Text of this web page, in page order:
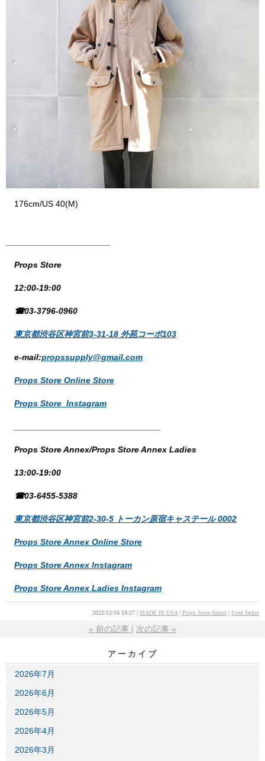
176cm/US 40(M)
Props Store
12:00-19:00
☎03-3796-0960
東京都渋谷区神宮前3-31-18 外苑コーポ103
e-mail:propssupply@gmail.com
Props Store Online Store
Props Store Instagram
Props Store Annex/Props Store Annex Ladies
13:00-19:00
☎03-6455-5388
東京都渋谷区神宮前2-30-5 トーカン原宿キャステール 0002
Props Store Annex Online Store
Props Store Annex Instagram
Props Store Annex Ladies Instagram
2022/12/16 19:27 MADE IN USA Props Store Annex Used Jacket
« 前の記事 次の記事 »
アーカイブ
2026年7月
2026年6月
2026年5月
2026年4月
2026年3月